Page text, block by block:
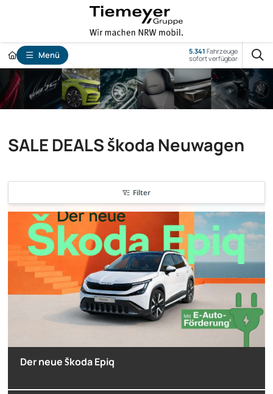
Menü 5.341 Fahrzeuge
sofort verfügbar
SALE DEALS Škoda Neuwagen
Filter
Der neue Škoda Epiq